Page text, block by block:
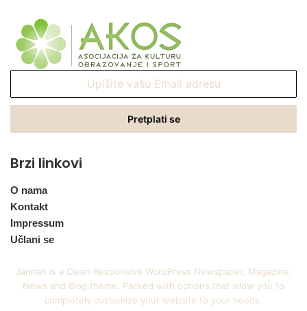
Email
Brzi linkovi
O nama
Kontakt
Impressum
Učlani se
Jannah is a Clean Responsive WordPress Newspaper, Magazine,
News and Blog theme. Packed with options that allow you to
completely customize your website to your needs.